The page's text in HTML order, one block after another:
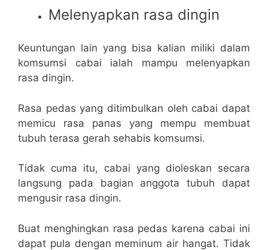
Melenyapkan rasa dingin
Keuntungan lain yang bisa kalian miliki dalam
komsumsi cabai ialah mampu melenyapkan
rasa dingin.
Rasa pedas yang ditimbulkan oleh cabai dapat
memicu rasa panas yang mempu membuat
tubuh terasa gerah sehabis komsumsi.
Tidak cuma itu, cabai yang dioleskan secara
langsung pada bagian anggota tubuh dapat
mengusir rasa dingin.
Buat menghingkan rasa pedas karena cabai ini
dapat pula dengan meminum air hangat. Tidak